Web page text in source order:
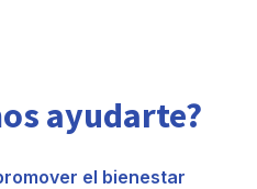
ayudarte?
el bienestar